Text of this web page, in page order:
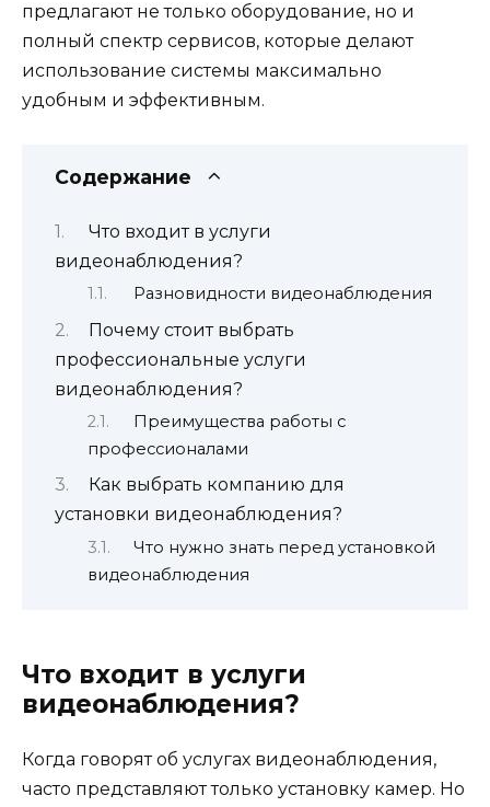
предлагают не только оборудование, но и
полный спектр сервисов, которые делают
использование системы максимально
удобным и эффективным.
Содержание
Что входит в услуги
видеонаблюдения?
Разновидности видеонаблюдения
Почему стоит выбрать
профессиональные услуги
видеонаблюдения?
Преимущества работы с
профессионалами
Как выбрать компанию для
установки видеонаблюдения?
Что нужно знать перед установкой
видеонаблюдения
Что входит в услуги
видеонаблюдения?
Когда говорят об услугах видеонаблюдения,
часто представляют только установку камер. Но